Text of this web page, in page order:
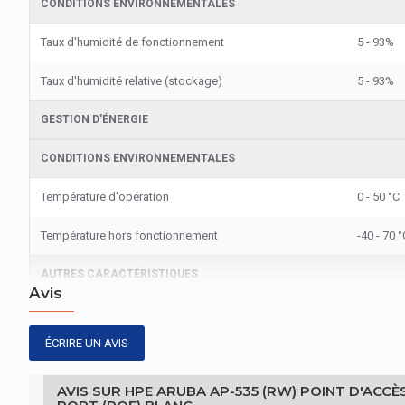
CONDITIONS ENVIRONNEMENTALES
Taux d'humidité de fonctionnement 5 - 93%
Taux d'humidité relative (stockage) 5 - 93%
GESTION D'ÉNERGIE
CONDITIONS ENVIRONNEMENTALES
Température d'opération 0 - 50 °C
Température hors fonctionnement -40 - 70
AUTRES CARACTÉRISTIQUES
Nom du produit
REPRÉSENTATION / RÉALISATION
MIMO (entrées multiples, sorties multiples) Oui
Avis
ÉCRIRE UN AVIS
AVIS SUR HPE ARUBA AP-535 (RW) POINT